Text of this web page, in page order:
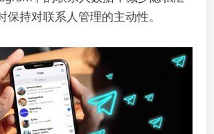
保持对联系人管理的主动性。